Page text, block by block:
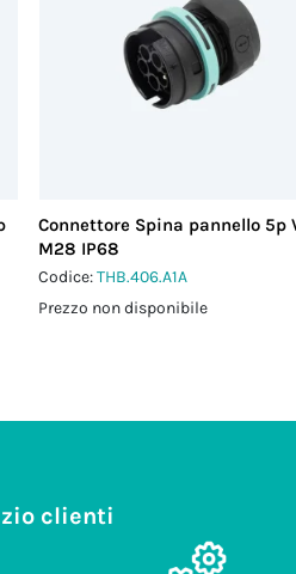
Connettore Spina pannello 5p
M28 IP68
Codice:THB.406.A1A
Prezzo non disponibile
clienti